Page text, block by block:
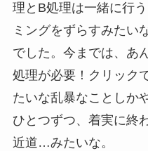
理とB処理は一緒に行
ミングをずらすみたい
でした。今までは、あ
処理が必要！クリック
たいな乱暴なことしか
ひとつずつ、着実に終
近道…みたいな。